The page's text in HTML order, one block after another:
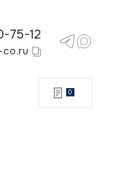
75-12
0